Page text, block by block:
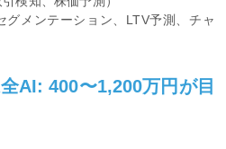
グメンテーション、LTV予測、チャ
AI: 400〜1,200万円が目